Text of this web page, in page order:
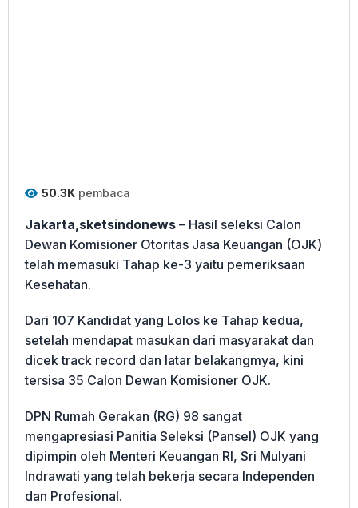
50.3K pembaca
Jakarta,sketsindonews – Hasil seleksi Calon
Dewan Komisioner Otoritas Jasa Keuangan (OJK)
telah memasuki Tahap ke-3 yaitu pemeriksaan
Kesehatan.
Dari 107 Kandidat yang Lolos ke Tahap kedua,
setelah mendapat masukan dari masyarakat dan
dicek track record dan latar belakangmya, kini
tersisa 35 Calon Dewan Komisioner OJK.
DPN Rumah Gerakan (RG) 98 sangat
mengapresiasi Panitia Seleksi (Pansel) OJK yang
dipimpin oleh Menteri Keuangan RI, Sri Mulyani
Indrawati yang telah bekerja secara Independen
dan Profesional.